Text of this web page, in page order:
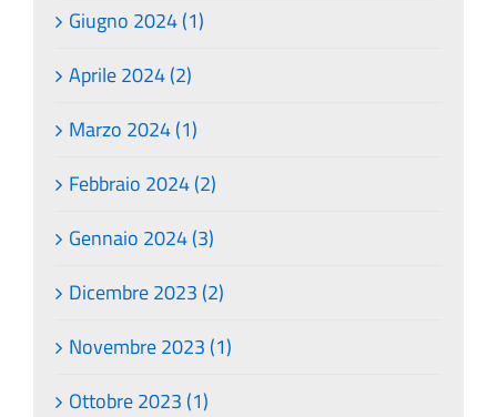
Giugno 2024 (1)
Aprile 2024 (2)
Marzo 2024 (1)
Febbraio 2024 (2)
Gennaio 2024 (3)
Dicembre 2023 (2)
Novembre 2023 (1)
Ottobre 2023 (1)